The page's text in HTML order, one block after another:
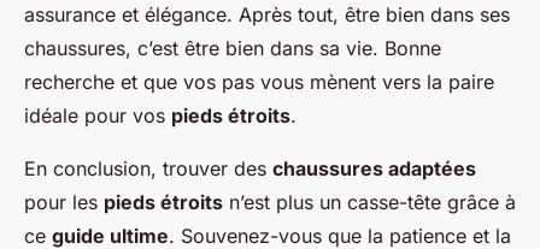
assurance et élégance. Après tout, être bien dans ses
chaussures, c’est être bien dans sa vie. Bonne
recherche et que vos pas vous mènent vers la paire
idéale pour vos pieds étroits.
En conclusion, trouver des chaussures adaptées
pour les pieds étroits n’est plus un casse-tête grâce à
ce guide ultime. Souvenez-vous que la patience et la